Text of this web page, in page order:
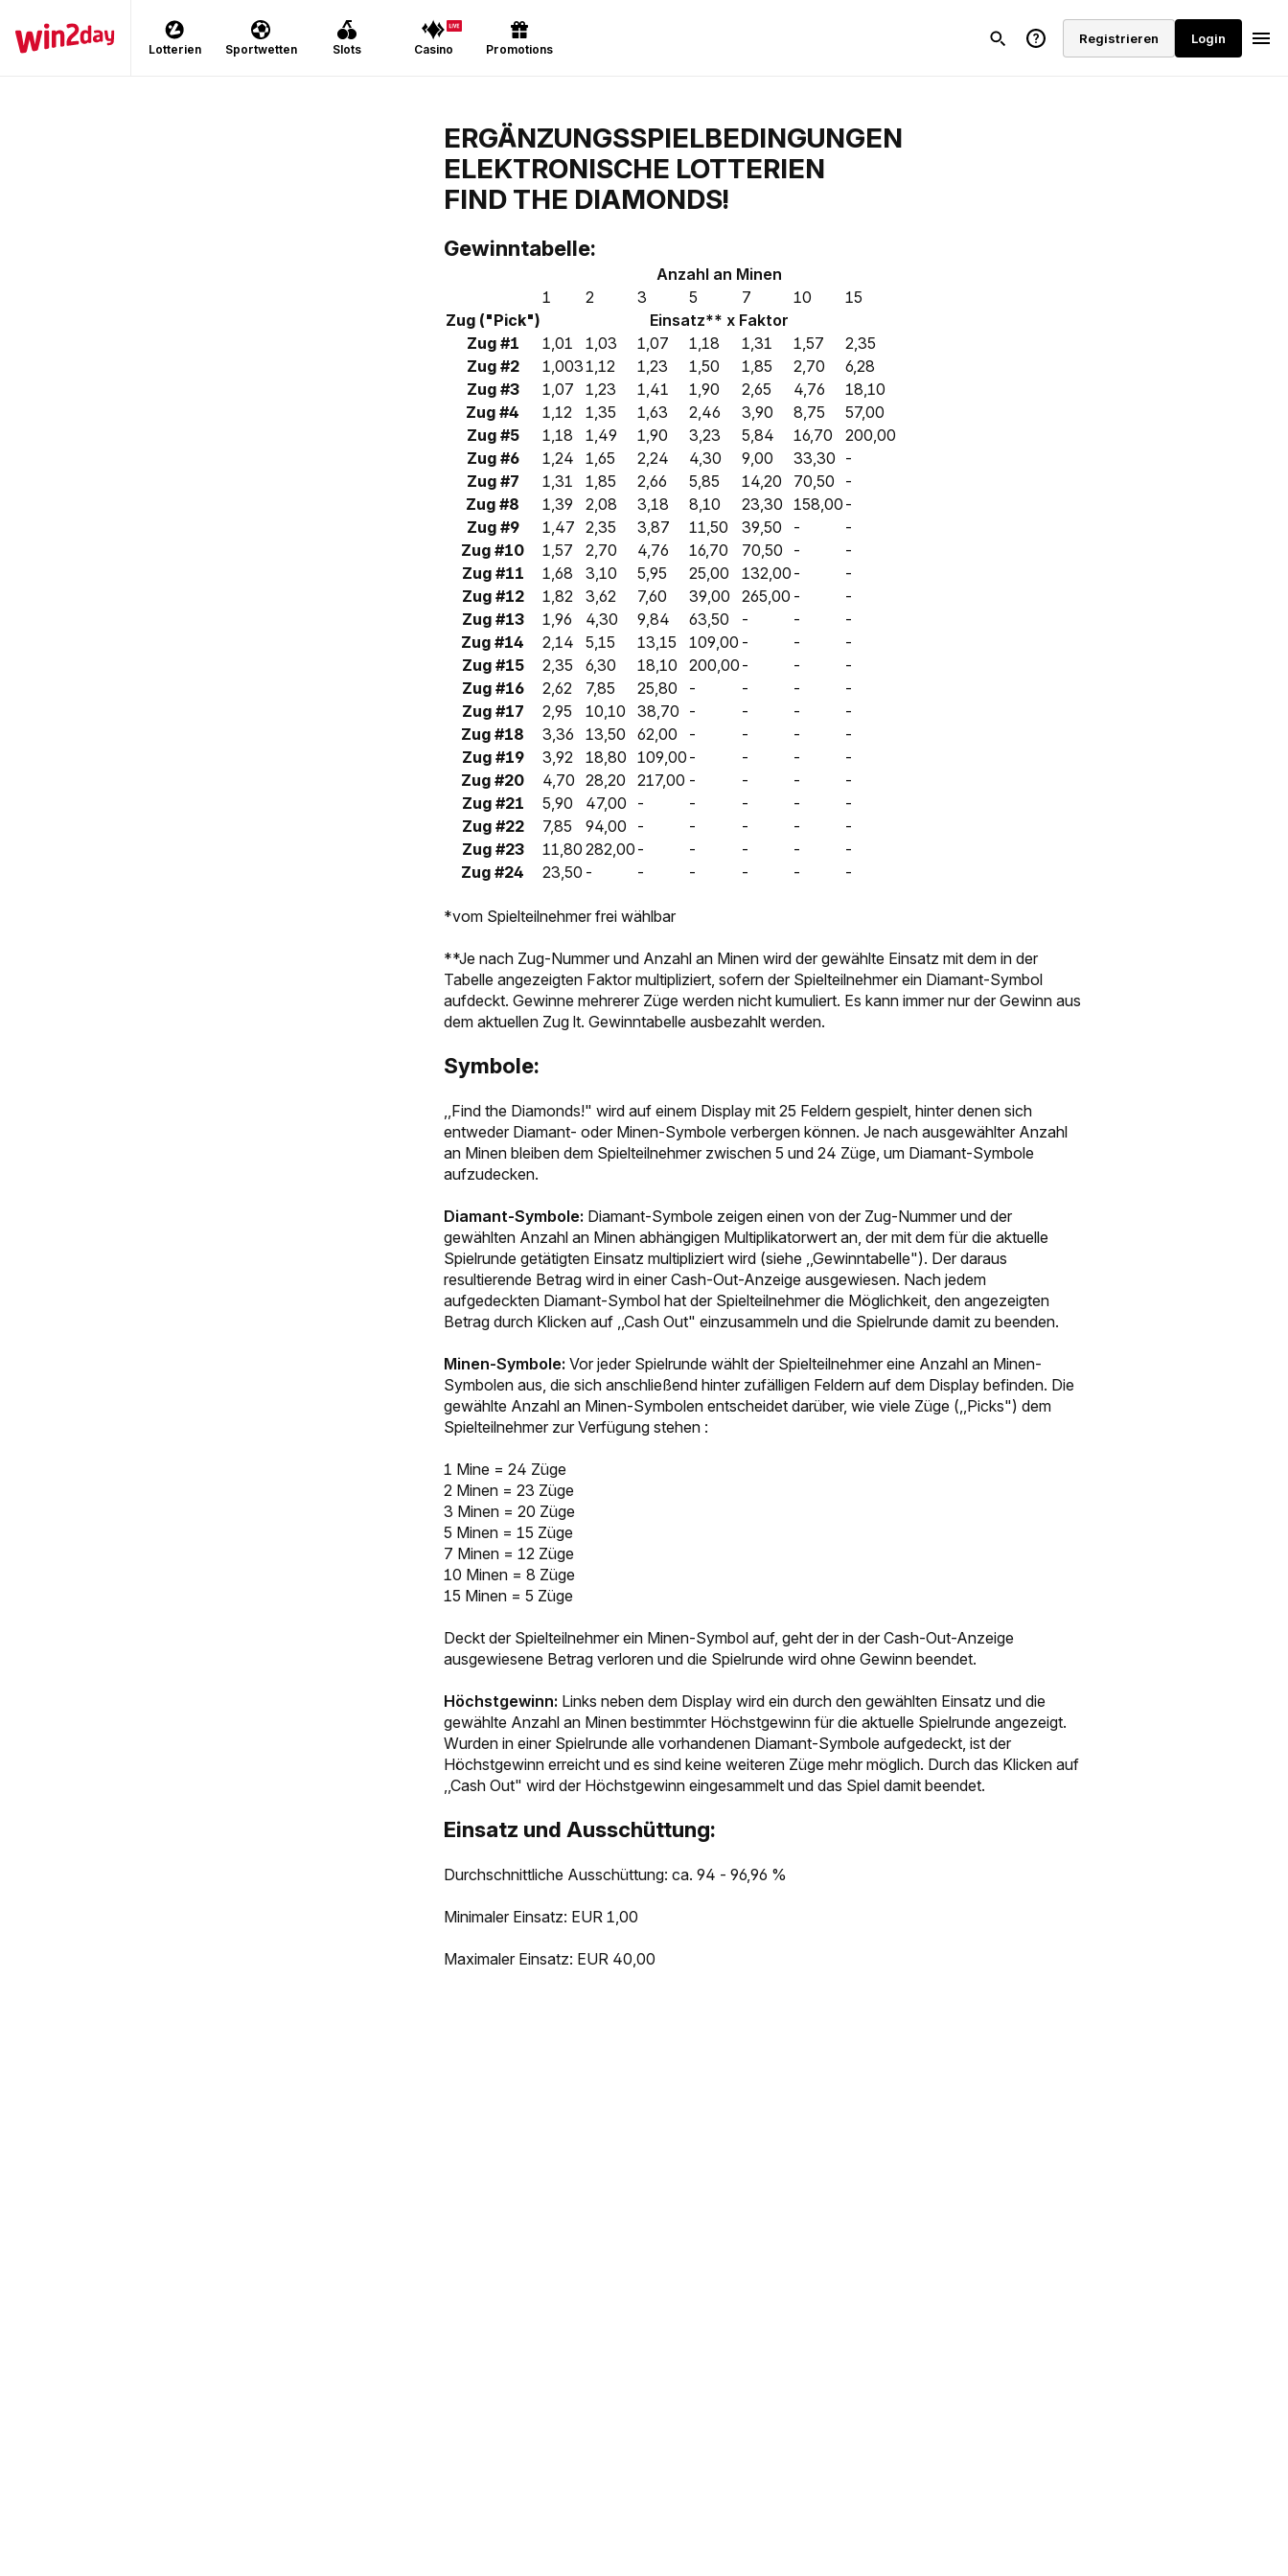
ERGÄNZUNGSSPIELBEDINGUNGEN
ELEKTRONISCHE LOTTERIEN
FIND THE DIAMONDS!
Gewinntabelle:
Anzahl an Minen
1
2 3 5 7 10
15
Zug ("Pick")
Einsatz** x Faktor
Zug #1
1,01 1,03 1,07 1,18 1,31 1,57
2,35
Zug #2
1,0031,12 1,23 1,50 1,85 2,70
6,28
Zug #3
1,07 1,23 1,41 1,90 2,65 4,76
18,10
Zug #4
1,12 1,35 1,63 2,46 3,90 8,75
57,00
Zug #5
1,18 1,49 1,90 3,23 5,84 16,70
200,00
Zug #6
1,24 1,65 2,24 4,30 9,00 33,30 -
Zug #7
1,31 1,85 2,66 5,85 14,20 70,50
-
Zug #8
1,39 2,08 3,18 8,10 23,30 158,00 -
Zug #9
1,47 2,35 3,87 11,50 39,50 -
-
Zug #10
1,57 2,70 4,76 16,70 70,50 -
-
Zug #11
1,68 3,10 5,95 25,00 132,00 -
-
Zug #12
1,82 3,62 7,60 39,00 265,00 -
-
Zug #13
1,96 4,30 9,84 63,50 - -
-
Zug #14
2,14 5,15 13,15 109,00 - -
-
Zug #15
2,35 6,30 18,10 200,00 - -
-
Zug #16
2,62 7,85 25,80 - - -
-
Zug #17
2,95 10,10 38,70 - - -
-
Zug #18
3,36 13,50 62,00 - - -
-
Zug #19
3,92 18,80 109,00 - - -
-
Zug #20
4,70 28,20 217,00 - - -
-
Zug #21
5,90 47,00 - - - -
-
Zug #22
7,85 94,00 - - - -
-
Zug #23
11,80 282,00 - - - -
-
Zug #24
23,50 - - - - - -
*vom Spielteilnehmer frei wählbar
**Je nach Zug-Nummer und Anzahl an Minen wird der gewählte Einsatz mit dem in der
Tabelle angezeigten Faktor multipliziert, sofern der Spielteilnehmer ein Diamant-Symbol
aufdeckt. Gewinne mehrerer Züge werden nicht kumuliert. Es kann immer nur der Gewinn aus
dem aktuellen Zug lt. Gewinntabelle ausbezahlt werden.
Symbole:
,,Find the Diamonds!" wird auf einem Display mit 25 Feldern gespielt, hinter denen sich
entweder Diamant- oder Minen-Symbole verbergen können. Je nach ausgewählter Anzahl
an Minen bleiben dem Spielteilnehmer zwischen 5 und 24 Züge, um Diamant-Symbole
aufzudecken.
Diamant-Symbole: Diamant-Symbole zeigen einen von der Zug-Nummer und der
gewählten Anzahl an Minen abhängigen Multiplikatorwert an, der mit dem für die aktuelle
Spielrunde getätigten Einsatz multipliziert wird (siehe ,,Gewinntabelle"). Der daraus
resultierende Betrag wird in einer Cash-Out-Anzeige ausgewiesen. Nach jedem
aufgedeckten Diamant-Symbol hat der Spielteilnehmer die Möglichkeit, den angezeigten
Betrag durch Klicken auf ,,Cash Out" einzusammeln und die Spielrunde damit zu beenden.
Minen-Symbole: Vor jeder Spielrunde wählt der Spielteilnehmer eine Anzahl an Minen-
Symbolen aus, die sich anschließend hinter zufälligen Feldern auf dem Display befinden. Die
gewählte Anzahl an Minen-Symbolen entscheidet darüber, wie viele Züge (,,Picks") dem
Spielteilnehmer zur Verfügung stehen :
1 Mine = 24 Züge
2 Minen = 23 Züge
3 Minen = 20 Züge
5 Minen = 15 Züge
7 Minen = 12 Züge
10 Minen = 8 Züge
15 Minen = 5 Züge
Deckt der Spielteilnehmer ein Minen-Symbol auf, geht der in der Cash-Out-Anzeige
ausgewiesene Betrag verloren und die Spielrunde wird ohne Gewinn beendet.
Höchstgewinn: Links neben dem Display wird ein durch den gewählten Einsatz und die
gewählte Anzahl an Minen bestimmter Höchstgewinn für die aktuelle Spielrunde angezeigt.
Wurden in einer Spielrunde alle vorhandenen Diamant-Symbole aufgedeckt, ist der
Höchstgewinn erreicht und es sind keine weiteren Züge mehr möglich. Durch das Klicken auf
,,Cash Out" wird der Höchstgewinn eingesammelt und das Spiel damit beendet.
Einsatz und Ausschüttung:
Durchschnittliche Ausschüttung: ca. 94 - 96,96 %
Minimaler Einsatz: EUR 1,00
Maximaler Einsatz: EUR 40,00